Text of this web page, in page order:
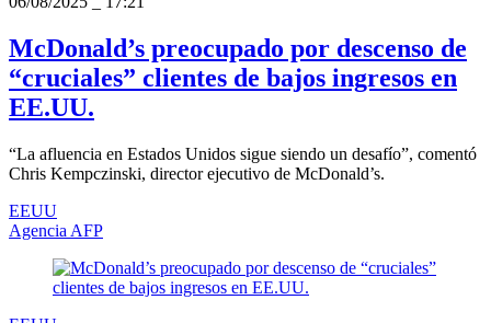
McDonald’s preocupado por descenso de
“cruciales” clientes de bajos ingresos en
EE.UU.
“La afluencia en Estados Unidos sigue siendo un desafío”, comentó
Chris Kempczinski, director ejecutivo de McDonald’s.
EEUU
Agencia AFP